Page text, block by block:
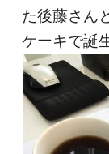
た後藤さん
ケーキで誕